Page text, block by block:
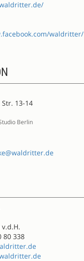
waldritter/
13-14
Berlin
80 338